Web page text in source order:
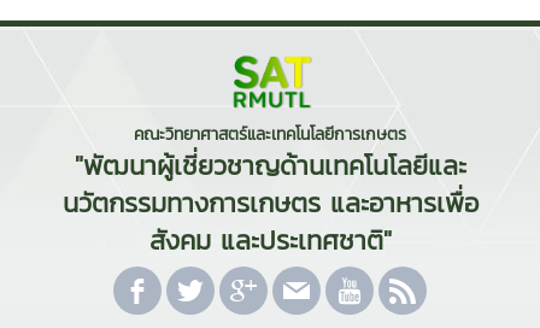
คณะวิทยาศาสตร์และเทคโนโลยีการเกษตร
"พัฒนาผู้เชี่ยวชาญด้านเทคโนโลยีและ
นวัตกรรมทางการเกษตร และอาหารเพื่อ
สังคม และประเทศชาติ"